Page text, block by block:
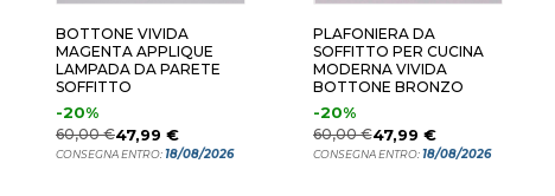
BOTTONE VIVIDA
MAGENTA APPLIQUE
LAMPADA DA PARETE
SOFFITTO
-20%
60,00 €47,99 €
CONSEGNA ENTRO:18/08/2026
PLAFONIERA DA
SOFFITTO PER CUCINA
MODERNA VIVIDA
BOTTONE BRONZO
-20%
60,00 €47,99 €
CONSEGNA ENTRO:18/08/2026